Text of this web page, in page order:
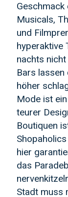
Musicals,
und
hyperaktive
nachts
Bars
höher
Mode ist
teurer
Boutiquen
hier
das
Stadt muss